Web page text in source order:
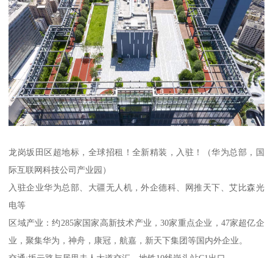
龙岗坂田区超地标，全球招租！全新精装，入驻！（华为总部，国
际互联网科技公司产业园）
入驻企业华为总部、大疆无人机，外企德科、网推天下、艾比森光
电等
区域产业：约285家国家高新技术产业，30家重点企业，47家超亿企
业，聚集华为，神舟，康冠，航嘉，新天下集团等国内外企业。